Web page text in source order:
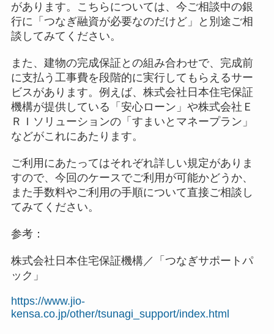
があります。こちらについては、今ご相談中の銀
行に「つなぎ融資が必要なのだけど」と別途ご相
談してみてください。
また、建物の完成保証との組み合わせで、完成前
に支払う工事費を段階的に実行してもらえるサー
ビスがあります。例えば、株式会社日本住宅保証
機構が提供している「安心ローン」や株式会社Ｅ
ＲＩソリューションの「すまいとマネープラン」
などがこれにあたります。
ご利用にあたってはそれぞれ詳しい規定がありま
すので、今回のケースでご利用が可能かどうか、
また手数料やご利用の手順について直接ご相談し
てみてください。
参考：
株式会社日本住宅保証機構／「つなぎサポートパ
ック」
https://www.jio-
kensa.co.jp/other/tsunagi_support/index.html